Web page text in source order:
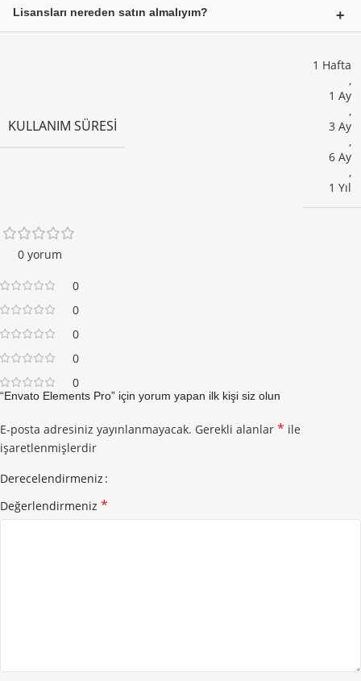
Elements Lisansedinebilirsiniz.
Lisansları nereden satın almalıyım?
KULLANIM SÜRESI
1 Hafta
,
1 Ay
,
3 Ay
,
6 Ay
,
1 Yıl
0 yorum
0
0
0
0
0
“Envato Elements Pro” için yorum yapan ilk kişi siz olun
E-posta adresiniz yayınlanmayacak. Gerekli alanlar * ile
işaretlenmişlerdir
Derecelendirmeniz
Değerlendirmeniz *